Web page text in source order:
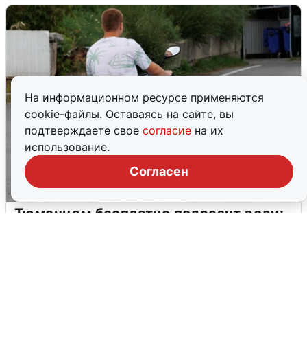
На информационном ресурсе применяются
cookie-файлы. Оставаясь на сайте, вы
подтверждаете свое согласие на их
использование.
Согласен
Тюменцам бесплатно подвезут воду: